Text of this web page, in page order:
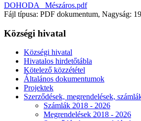
DOHODA _Mészáros.pdf
Fájl típusa: PDF dokumentum, Nagyság:
Községi hivatal
Községi hivatal
Hivatalos hirdetőtábla
Kötelező közzététel
Általános dokumentumok
Projektek
Szerződések, megrendelések,
Számlák 2018 - 2026
Megrendelések 2018 - 2026